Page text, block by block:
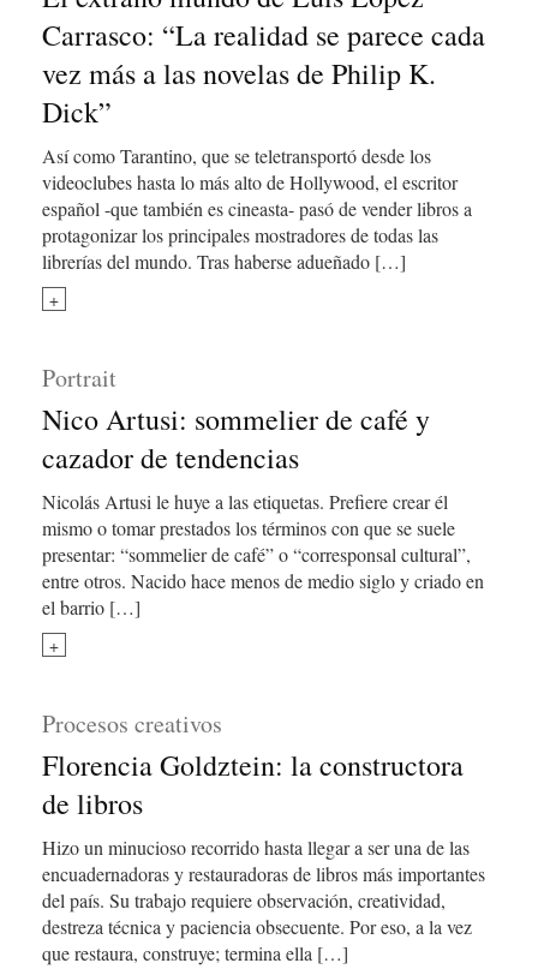
Carrasco: “La realidad se parece cada
vez más a las novelas de Philip K.
Dick”
Así como Tarantino, que se teletransportó desde los
videoclubes hasta lo más alto de Hollywood, el escritor
español -que también es cineasta- pasó de vender libros a
protagonizar los principales mostradores de todas las
librerías del mundo. Tras haberse adueñado […]
+
Portrait
Nico Artusi: sommelier de café y
cazador de tendencias
Nicolás Artusi le huye a las etiquetas. Prefiere crear él
mismo o tomar prestados los términos con que se suele
presentar: “sommelier de café” o “corresponsal cultural”,
entre otros. Nacido hace menos de medio siglo y criado en
el barrio […]
+
Procesos creativos
Florencia Goldztein: la constructora
de libros
Hizo un minucioso recorrido hasta llegar a ser una de las
encuadernadoras y restauradoras de libros más importantes
del país. Su trabajo requiere observación, creatividad,
destreza técnica y paciencia obsecuente. Por eso, a la vez
que restaura, construye; termina ella […]